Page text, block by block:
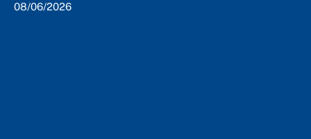
08/06/2026